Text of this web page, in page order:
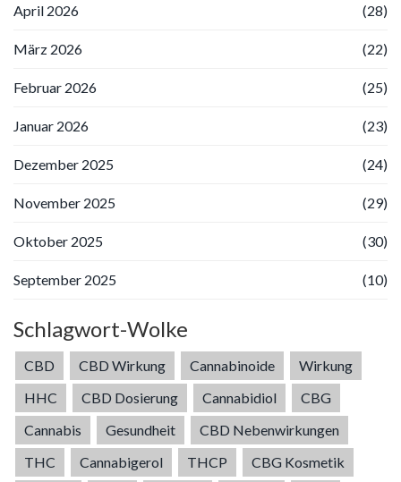
April 2026 (28)
März 2026 (22)
Februar 2026 (25)
Januar 2026 (23)
Dezember 2025 (24)
November 2025 (29)
Oktober 2025 (30)
September 2025 (10)
Schlagwort-Wolke
CBD CBD Wirkung Cannabinoide
Wirkung
HHC
CBD Dosierung Cannabidiol
CBG
Cannabis
Gesundheit
CBD Nebenwirkungen
THC
Cannabigerol THCP CBG Kosmetik